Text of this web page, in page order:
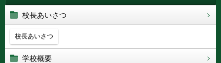
校長あいさつ
校長あいさつ
学校概要